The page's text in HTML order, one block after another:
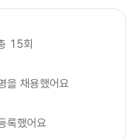
15회
을 채용했어요
록했어요